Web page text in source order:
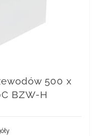
500 x
BZW-H